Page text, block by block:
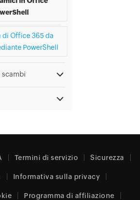
di Office 365 da
PowerShell
scambi
Termini di servizio Sicurezza
Informativa sulla privacy
Programma di affiliazione